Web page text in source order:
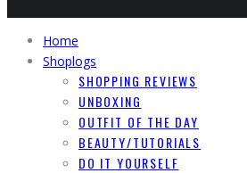
Home
Shoplogs
SHOPPING REVIEWS
UNBOXING
OUTFIT OF THE DAY
BEAUTY/TUTORIALS
DO IT YOURSELF